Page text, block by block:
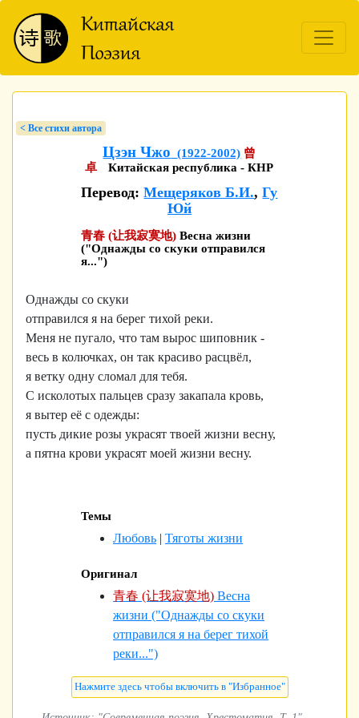
< Bсе стихи автора
Цзэн Чжо (1922-2002) 曾
卓
Китайская республика - КНР
Перевод:Мещеряков Б.И.,Гу
Юй
青春 (让我寂寞地) Весна жизни
("Однажды со скуки отправился
я...")
Однажды со скуки
отправился я на берег тихой реки.
Меня не пугало, что там вырос шиповник -
весь в колючках, он так красиво расцвёл,
я ветку одну сломал для тебя.
С исколотых пальцев сразу закапала кровь,
я вытер её с одежды:
пусть дикие розы украсят твоей жизни весну,
а пятна крови украсят моей жизни весну.
Темы
Любовь | Тяготы жизни
Оригинал
青春 (让我寂寞地) Весна
жизни ("Однажды со скуки
отправился я на берег тихой
реки...")